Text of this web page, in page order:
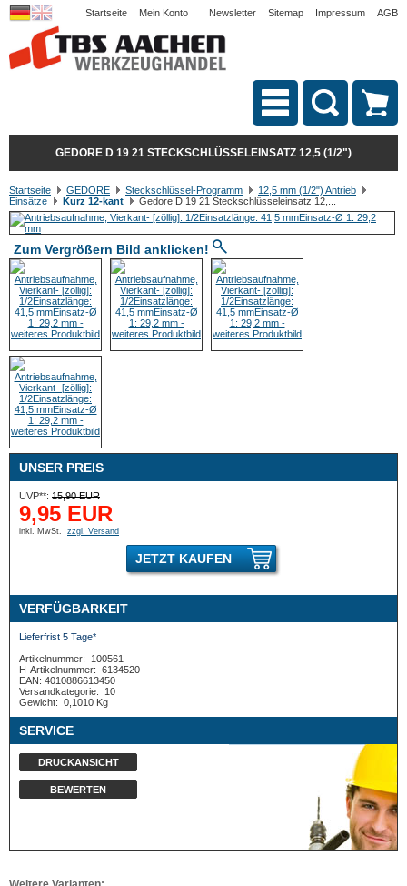
Startseite Mein Konto Newsletter Sitemap Impressum AGB
GEDORE D 19 21 STECKSCHLÜSSELEINSATZ 12,5 (1/2")
Startseite GEDORE Steckschlüssel-Programm
12,5 mm (1/2") Antrieb
Einsätze
Kurz 12-kant Gedore D 19 21 Steckschlüsseleinsatz 12,...
Zum Vergrößern Bild anklicken!
UNSER PREIS
UVP**: 15,90 EUR
9,95 EUR
inkl. MwSt. zzgl. Versand
JETZT KAUFEN
VERFÜGBARKEIT
Lieferfrist 5 Tage*
Artikelnummer:
100561
H-Artikelnummer: 6134520
EAN: 4010886613450
Versandkategorie:
10
Gewicht: 0,1010 Kg
SERVICE
DRUCKANSICHT
BEWERTEN